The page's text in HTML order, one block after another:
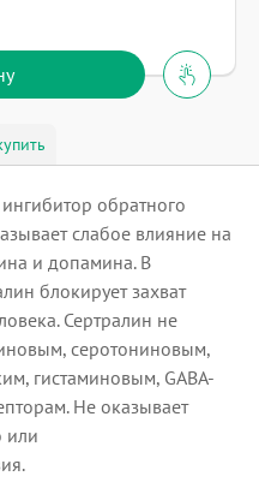
обратного
слабое влияние на
и допамина. В
блокирует захват
Сертралин не
серотониновым,
гистаминовым, GABA-
Не оказывает
или